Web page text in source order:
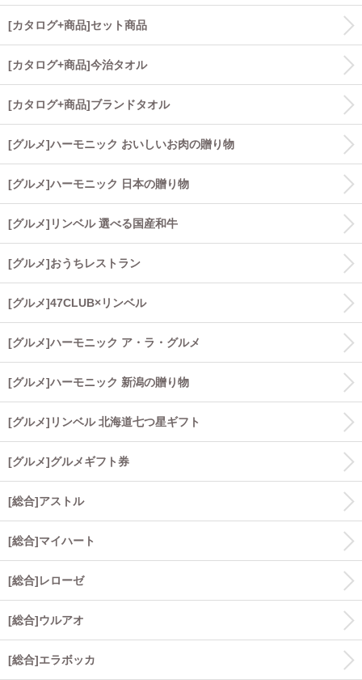
[カタログ+商品]セット商品
[カタログ+商品]今治タオル
[カタログ+商品]ブランドタオル
[グルメ]ハーモニック おいしいお肉の贈り物
[グルメ]ハーモニック 日本の贈り物
[グルメ]リンベル 選べる国産和牛
[グルメ]おうちレストラン
[グルメ]47CLUB×リンベル
[グルメ]ハーモニック ア・ラ・グルメ
[グルメ]ハーモニック 新潟の贈り物
[グルメ]リンベル 北海道七つ星ギフト
[グルメ]グルメギフト券
[総合]アストル
[総合]マイハート
[総合]レローゼ
[総合]ウルアオ
[総合]エラボッカ